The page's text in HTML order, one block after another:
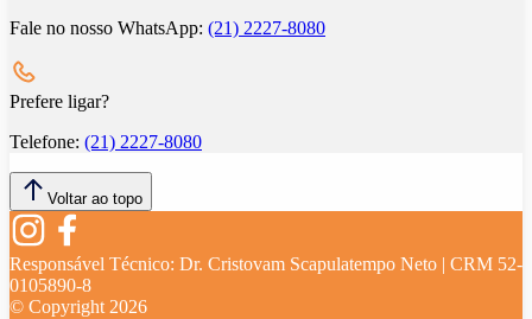
Fale no nosso WhatsApp: (21) 2227-8080
Prefere ligar?
Telefone: (21) 2227-8080
Voltar ao topo
Responsável Técnico: Dr. Cristovam Scapulatempo Neto | CRM 52-
0105890-8
© Copyright2026